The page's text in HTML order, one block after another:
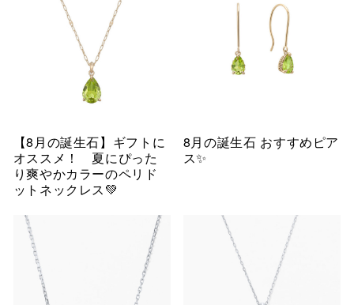
【8月の誕生石】ギフトに
オススメ！ 夏にぴった
り爽やかカラーのペリド
ットネックレス💚
8月の誕生石 おすすめピア
ス✨